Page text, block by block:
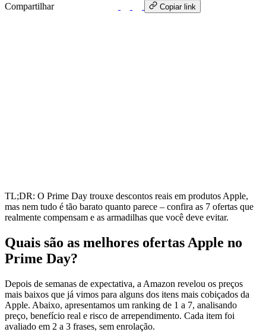
Compartilhar Copiar link
TL;DR: O Prime Day trouxe descontos reais em produtos Apple,
mas nem tudo é tão barato quanto parece – confira as 7 ofertas que
realmente compensam e as armadilhas que você deve evitar.
Quais são as melhores ofertas Apple no
Prime Day?
Depois de semanas de expectativa, a Amazon revelou os preços
mais baixos que já vimos para alguns dos itens mais cobiçados da
Apple. Abaixo, apresentamos um ranking de 1 a 7, analisando
preço, benefício real e risco de arrependimento. Cada item foi
avaliado em 2 a 3 frases, sem enrolação.